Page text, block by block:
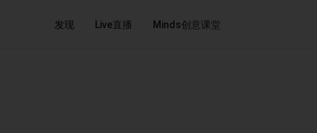
发现 Live直播 Minds创意课堂